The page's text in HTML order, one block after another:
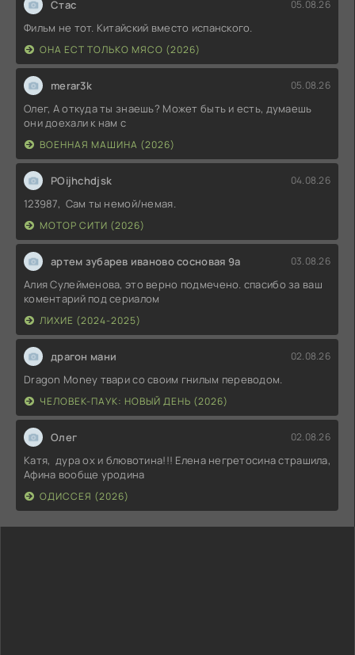
Стас 05.08.26
Фильм не тот. Китайский вместо испанского.
ОНА ЕСТ ТОЛЬКО МЯСО (2026)
merar3k 05.08.26
Олег, А откуда ты знаешь? Может быть и есть, думаешь
они доехали к нам с
ВОЕННАЯ МАШИНА (2026)
POijhchdjsk 04.08.26
123987, Сам ты немой/немая.
МОТОР СИТИ (2026)
артем зубарев иваново сосновая 9а 03.08.26
Алия Сулейменова, это верно подмечено. спасибо за ваш
коментарий под сериалом
ЛИХИЕ (2024-2025)
драгон мани 02.08.26
Dragon Money твари со своим гнилым переводом.
ЧЕЛОВЕК-ПАУК: НОВЫЙ ДЕНЬ (2026)
Олег 02.08.26
Катя, дура ох и блювотина!!! Елена негретосина страшила,
Афина вообще уродина
ОДИССЕЯ (2026)